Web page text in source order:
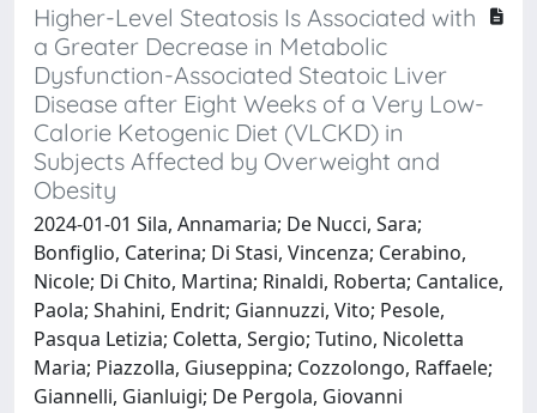
Higher-Level Steatosis Is Associated with
a Greater Decrease in Metabolic
Dysfunction-Associated Steatoic Liver
Disease after Eight Weeks of a Very Low-
Calorie Ketogenic Diet (VLCKD) in
Subjects Affected by Overweight and
Obesity
2024-01-01 Sila, Annamaria; De Nucci, Sara;
Bonfiglio, Caterina; Di Stasi, Vincenza; Cerabino,
Nicole; Di Chito, Martina; Rinaldi, Roberta; Cantalice,
Paola; Shahini, Endrit; Giannuzzi, Vito; Pesole,
Pasqua Letizia; Coletta, Sergio; Tutino, Nicoletta
Maria; Piazzolla, Giuseppina; Cozzolongo, Raffaele;
Giannelli, Gianluigi; De Pergola, Giovanni